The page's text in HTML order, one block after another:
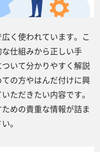
く使われています。こ
仕組みから正しい手
いて分かりやすく解説
の方やはんだ付けに興
ただきたい内容です。
めの貴重な情報が詰ま
。